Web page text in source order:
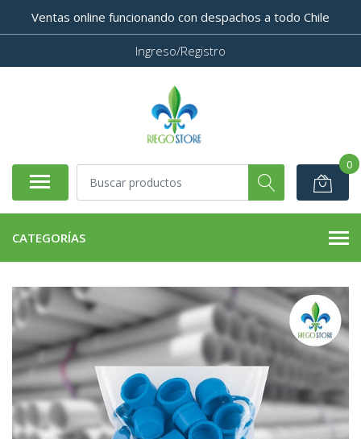
Ventas online funcionando con despachos a todo Chile
Ingreso/Registro
0
CATEGORÍAS